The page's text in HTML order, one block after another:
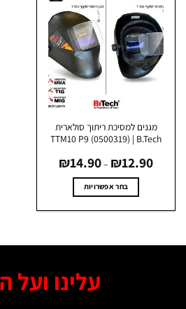
מגנים למסיכת ריתוך סולארית
TTM10 P9 (0500319) |
₪12.90
–
₪14.90 מחירים:
עד
בחר אפשרויות
מספר
עלינו ועל